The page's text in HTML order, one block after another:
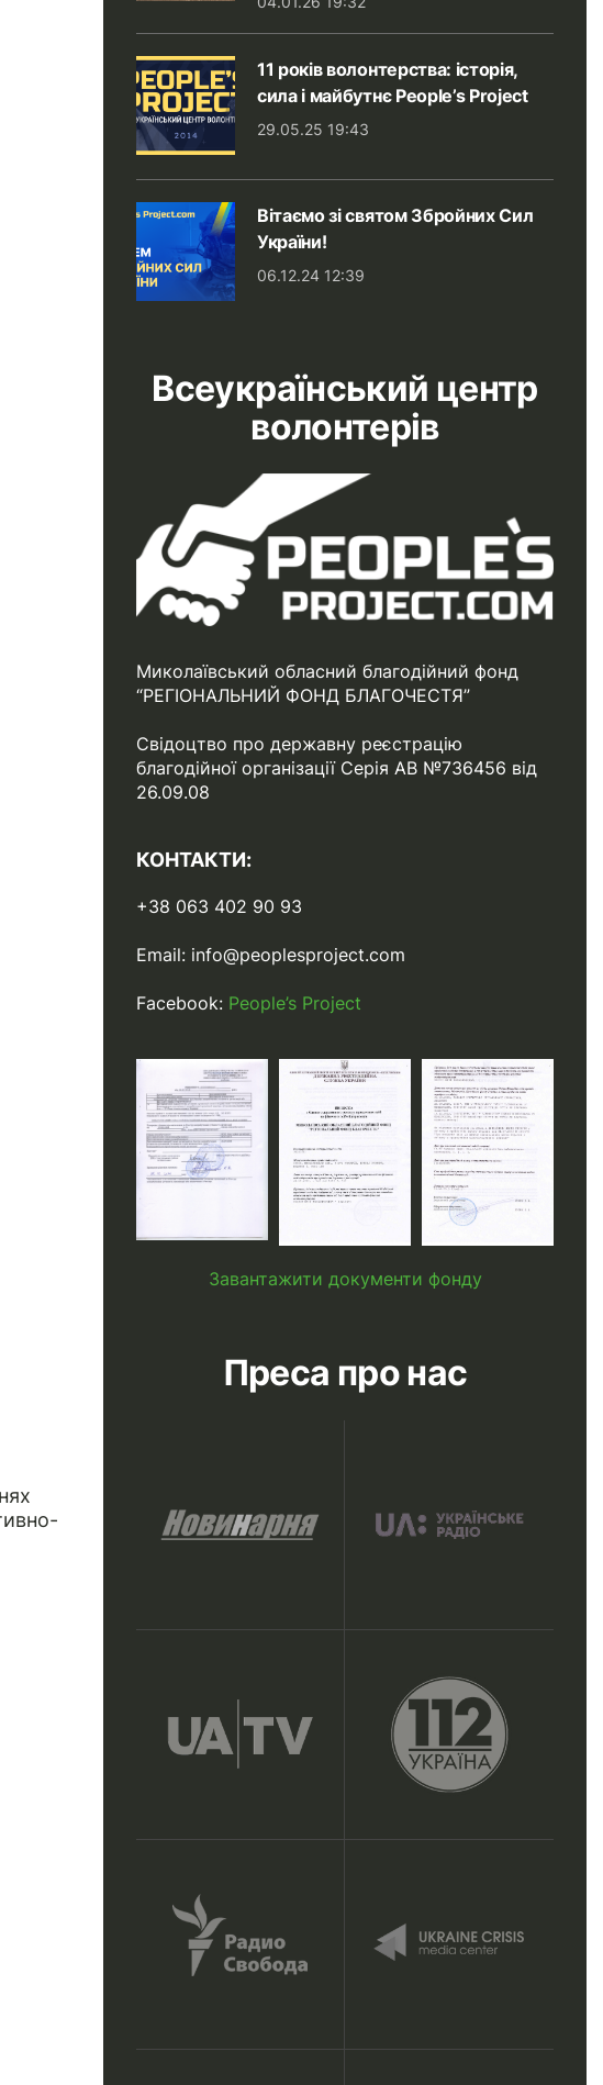
11 років волонтерства: історія,
сила і майбутнє People’s Project
29.05.25 19:43
Вітаємо зі святом Збройних Сил
України!
06.12.24 12:39
Всеукраїнський центр
волонтерів
Миколаївський обласний благодійний фонд
“РЕГІОНАЛЬНИЙ ФОНД БЛАГОЧЕСТЯ”
Свідоцтво про державну реєстрацію
благодійної організації Серія АВ №736456 від
26.09.08
КОНТАКТИ:
+38 063 402 90 93
Email: info@peoplesproject.com
Facebook: People’s Project
Завантажити документи фонду
Преса про нас